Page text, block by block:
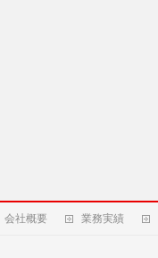
会社概要 業務実績